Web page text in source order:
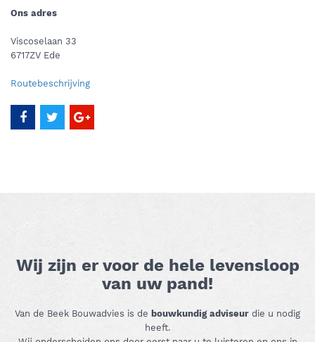
Ons adres
Viscoselaan 33
6717ZV Ede
Routebeschrijving
Wij zijn er voor de hele levensloop
van uw pand!
Van de Beek Bouwadvies is de bouwkundig adviseur die u nodig
heeft.